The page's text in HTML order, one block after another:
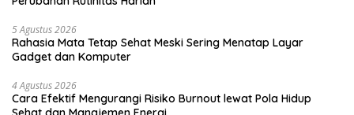
5 Agustus 2026
Rahasia Mata Tetap Sehat Meski Sering Menatap Layar
Gadget dan Komputer
4 Agustus 2026
Cara Efektif Mengurangi Risiko Burnout lewat Pola Hidup